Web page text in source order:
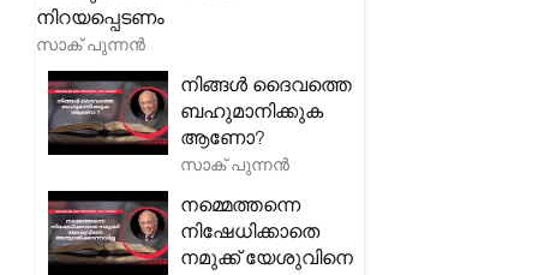
നിറയപ്പെടണം
സാക് പുന്നൻ
നിങ്ങൾ ദൈവത്തെ
ബഹുമാനിക്കുക
ആണോ?
സാക് പുന്നൻ
നമ്മെത്തന്നെ
നിഷേധിക്കാതെ
നമുക്ക് യേശുവിനെ